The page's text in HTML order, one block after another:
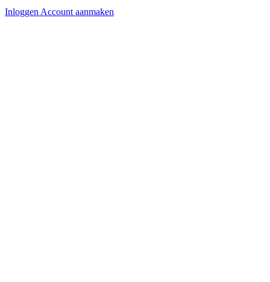
InloggenAccount aanmaken